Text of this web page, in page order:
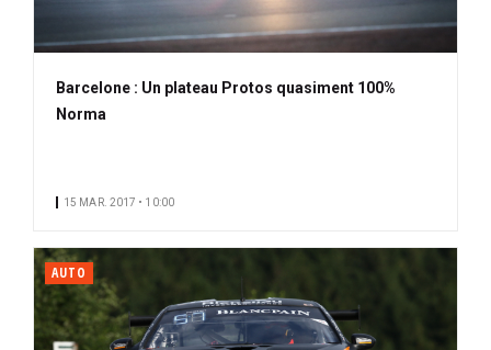
Barcelone : Un plateau Protos quasiment 100%
Norma
15 MAR. 2017 • 10:00
AUTO